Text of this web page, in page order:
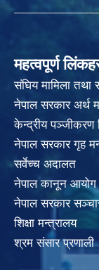
महत्वपूर्ण
संघिय मामिला तथा
नेपाल सरकार अर्थ
केन्द्रीय पञ्जीकरण
नेपाल सरकार गृह
सर्वेच्च अदालत
नेपाल कानून आयोग
नेपाल सरकार
शिक्षा मन्त्रालय
श्रम संसार प्रणाली